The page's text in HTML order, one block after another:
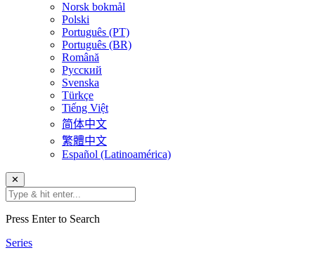
Norsk bokmål
Polski
Português (PT)
Português (BR)
Română
Русский
Svenska
Türkçe
Tiếng Việt
简体中文
繁體中文
Español (Latinoamérica)
✕
Press Enter to Search
Series